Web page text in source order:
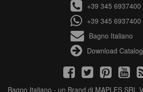
+39 345 6937400
+39 345 6937400
Bagno Italiano
Download
Bagno Italiano - un Brand di MAPLES SRL